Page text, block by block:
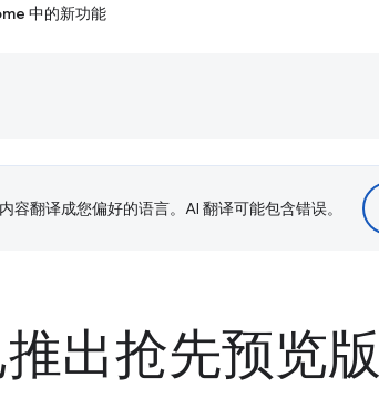
中的新功能
容翻译成您偏好的语言。AI 翻译可能包含错误。
出抢先预览版